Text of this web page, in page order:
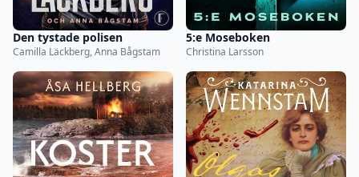
Den tystade polisen
Camilla Läckberg, Anna Bågstam
5:e Moseboken
Christina Larsson